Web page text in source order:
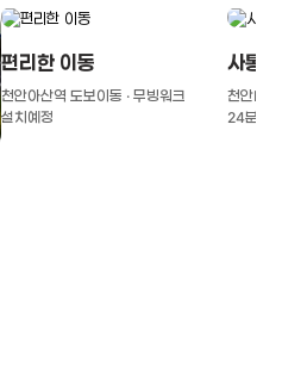
편리한 이동
천안아산역 도보이동 · 무빙워크
설치예정
사통
천안IC(
24분